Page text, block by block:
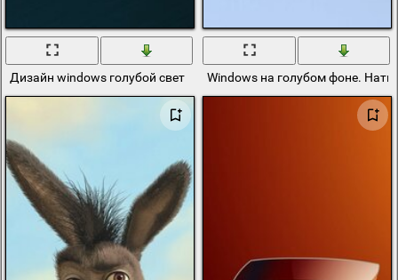
Дизайн windows голубой свет Windows на голубом фоне.